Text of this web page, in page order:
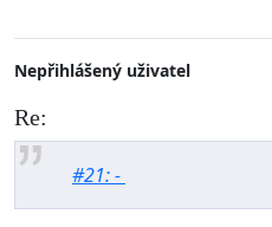
Nepřihlášený uživatel
Re:
#21: -